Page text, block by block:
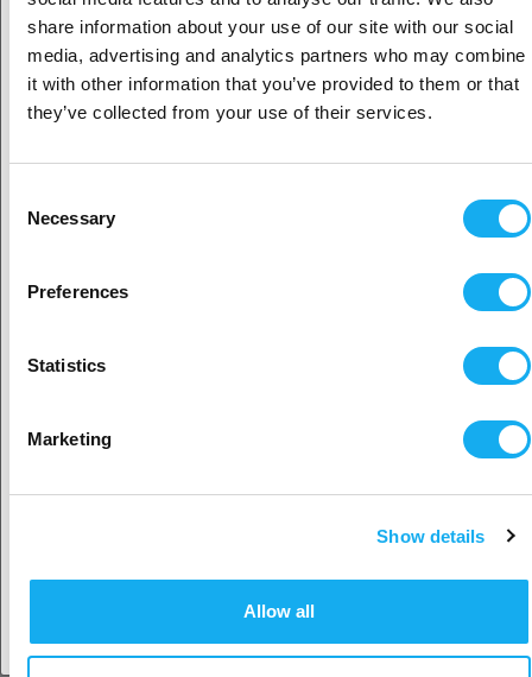
share information about your use of our site with our social
media, advertising and analytics partners who may combine
it with other information that you’ve provided to them or that
they’ve collected from your use of their services.
Selection
Necessary
Preferences
Statistics
Marketing
Show details
Allow all
Nopeus: 30-70 mm
Materiaalin ominaisuudet
Vetolujuus (MPa): 17,2 (ZX), 33,4 (XY).
Taipumismoduuli (MPa): 1826 (ZX), 1840 (XZ), 2063 (XY).
Iskusitkeys Izod ilman lovea (kJ/m2): 4,1 (ZX), 7,7 (XZ), 12,3
(XY).
Oletko yritys- vai yksityisasiakas?
Yritysasiakas